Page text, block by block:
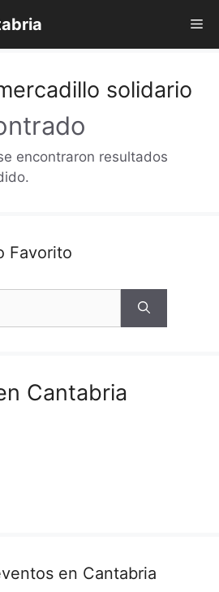
solidario
encontraron resultados
Favorito
Cantabria
en Cantabria